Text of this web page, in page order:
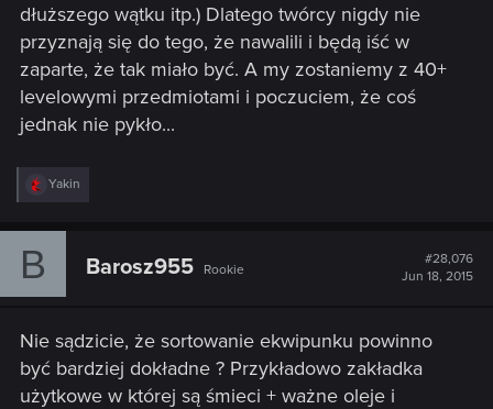
dłuższego wątku itp.) Dlatego twórcy nigdy nie
przyznają się do tego, że nawalili i będą iść w
zaparte, że tak miało być. A my zostaniemy z 40+
levelowymi przedmiotami i poczuciem, że coś
jednak nie pykło...
R
e
c
:
Yakin
B Barosz955 Rookie
#28,076
Jun 18, 2015
Nie sądzicie, że sortowanie ekwipunku powinno
być bardziej dokładne ? Przykładowo zakładka
użytkowe w której są śmieci + ważne oleje i